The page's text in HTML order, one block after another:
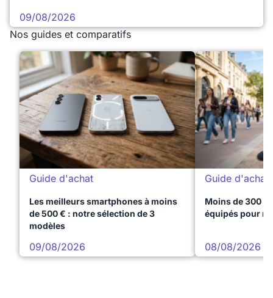
09/08/2026
Nos guides et comparatifs
Guide d'achat
Les meilleurs smartphones à moins
de 500 € : notre sélection de 3
modèles
09/08/2026
Guide d'achat
Moins de 300 €
équipés pour
08/08/2026